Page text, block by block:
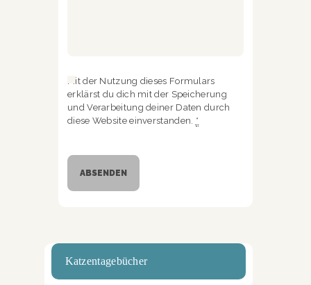
Mit der Nutzung dieses Formulars
erklärst du dich mit der Speicherung
und Verarbeitung deiner Daten durch
diese Website einverstanden. *
Katzentagebücher